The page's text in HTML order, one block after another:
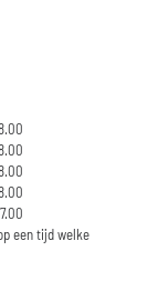
een tijd welke